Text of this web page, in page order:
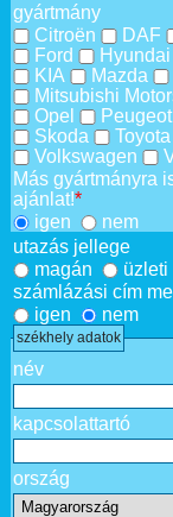
gyártmány
Citroën
DAF
Ford
Hyundai
KIA
Mazda
Mitsubishi
Opel
Peugeot
Skoda
Toyota
Volkswagen
Más gyártmányra
ajánlat!*
igen
nem
utazás jellege
magán
üzleti
számlázási cím
igen
nem
székhely adatok
név
kapcsolattartó
ország